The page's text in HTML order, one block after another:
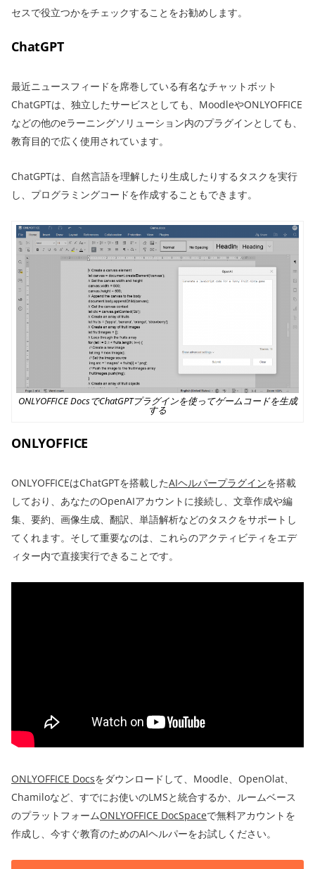
セスで役立つかをチェックすることをお勧めします。
ChatGPT
最近ニュースフィードを席巻している有名なチャットボット
ChatGPTは、独立したサービスとしても、MoodleやONLYOFFICE
などの他のeラーニングソリューション内のプラグインとしても、
教育目的で広く使用されています。
ChatGPTは、自然言語を理解したり生成したりするタスクを実行
し、プログラミングコードを作成することもできます。
ONLYOFFICE DocsでChatGPTプラグインを使ってゲームコードを生成
する
ONLYOFFICE
ONLYOFFICEはChatGPTを搭載したAIヘルパープラグインを搭載
しており、あなたのOpenAIアカウントに接続し、文章作成や編
集、要約、画像生成、翻訳、単語解析などのタスクをサポートし
てくれます。そして重要なのは、これらのアクティビティをエデ
ィター内で直接実行できることです。
ONLYOFFICE Docsをダウンロードして、Moodle、OpenOlat、
Chamiloなど、すでにお使いのLMSと統合するか、ルームベース
のプラットフォームONLYOFFICE DocSpaceで無料アカウントを
作成し、今すぐ教育のためのAIヘルパーをお試しください。